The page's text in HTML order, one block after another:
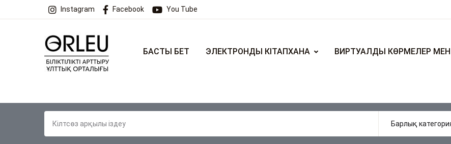
Instagram Facebook You Tube
БАСТЫ БЕТ ЭЛЕКТРОНДЫ КІТАПХАНА ВИРТУАЛДЫ КӨРМЕЛЕР МЕН